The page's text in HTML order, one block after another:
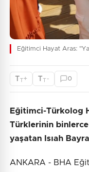
Eğitimci Hayat Aras:
TT+ TT - 0
Eğitimci-Türkolog
Türklerinin binlerce
yaşatan Isıah
ANKARA - BHA